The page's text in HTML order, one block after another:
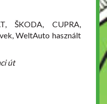
ŠKODA, CUPRA,
WeltAuto használt
út